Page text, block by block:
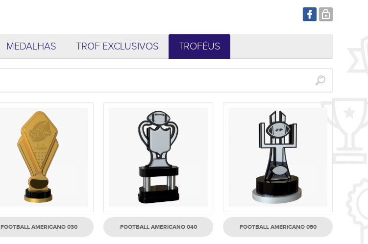
MEDALHAS TROF EXCLUSIVOS TROFÉUS
FOOTBALL AMERICANO 030 FOOTBALL AMERICANO 040 FOOTBALL AMERICANO 050